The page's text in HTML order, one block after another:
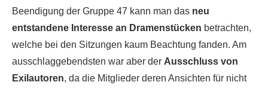
Beendigung der Gruppe 47 kann man das neu
entstandene Interesse an Dramenstücken betrachten,
welche bei den Sitzungen kaum Beachtung fanden. Am
ausschlaggebendsten war aber der Ausschluss von
Exilautoren, da die Mitglieder deren Ansichten für nicht